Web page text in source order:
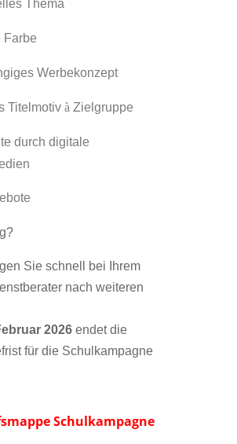
Thema
Farbe
Werbekonzept
Titelmotiv à Zielgruppe
durch digitale
Sie schnell bei Ihrem
nach weiteren
2026 endet die
für die Schulkampagne
Schulkampagne